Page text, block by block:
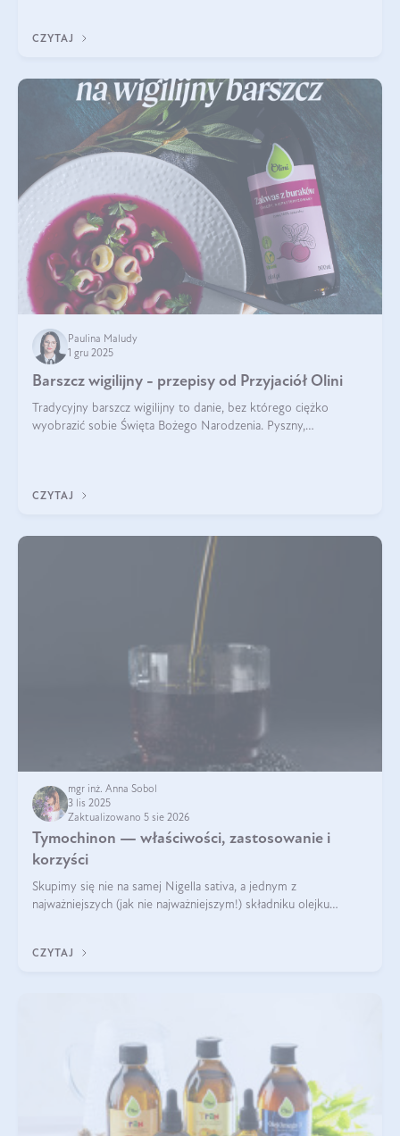
CZYTAJ
Paulina Maludy
1 gru 2025
Barszcz wigilijny - przepisy od Przyjaciół Olini
Tradycyjny barszcz wigilijny to danie, bez którego ciężko
wyobrazić sobie Święta Bożego Narodzenia. Pyszny,
CZYTAJ
mgr inż. Anna Sobol
3 lis 2025
Zaktualizowano 5 sie 2026
Tymochinon — właściwości, zastosowanie i
korzyści
Skupimy się nie na samej Nigella sativa, a jednym z
najważniejszych (jak nie najważniejszym!) składniku olejku
CZYTAJ